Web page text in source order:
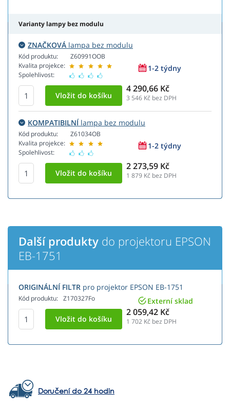
Varianty lampy bez modulu
ZNAČKOVÁ lampa bez modulu
Kód produktu:
Kvalita projekce:
Spolehlivost:
Z60991OOB
1-2 týdny
4 290,66 Kč
3 546 Kč bez DPH
KOMPATIBILNÍlampa bez modulu
Kód produktu:
Kvalita projekce:
Spolehlivost:
Z61034OB
1-2 týdny
2 273,59 Kč
1 879 Kč bez DPH
Další produkty do projektoru EPSON
EB-1751
ORIGINÁLNÍ FILTR pro projektor EPSON EB-1751
Kód produktu: Z170327Fo Externí sklad
2 059,42 Kč
1 702 Kč bez DPH
Doručení do 24 hodin